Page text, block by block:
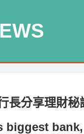
長分享理財
biggest